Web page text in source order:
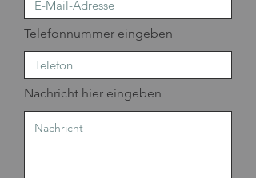
Telefonnummer eingeben
Nachricht hier eingeben